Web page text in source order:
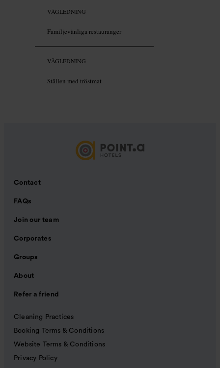
VÄGLEDNING
Familjevänliga restauranger
VÄGLEDNING
Ställen med tröstmat
Contact
FAQs
Join our team
Corporates
Groups
About
Refer a friend
Cleaning Practices
Booking Terms & Conditions
Website Terms & Conditions
Privacy Policy